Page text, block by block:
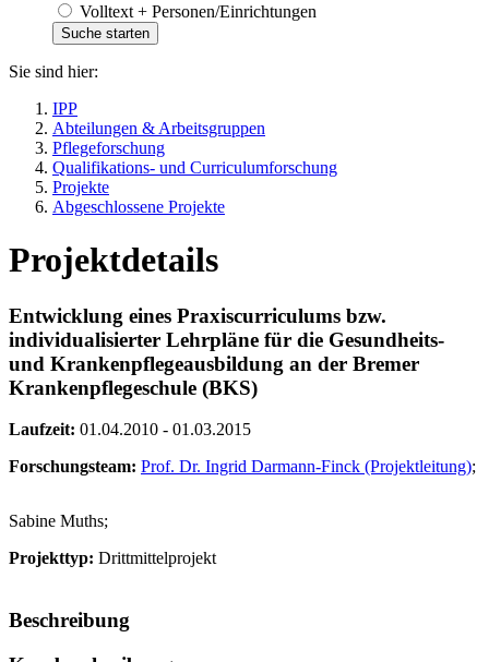
Volltext + Personen/Einrichtungen
Sie sind hier:
IPP
Abteilungen & Arbeitsgruppen
Pflegeforschung
Qualifikations- und Curriculumforschung
Projekte
Abgeschlossene Projekte
Projektdetails
Entwicklung eines Praxiscurriculums bzw.
individualisierter Lehrpläne für die Gesundheits-
und Krankenpflegeausbildung an der Bremer
Krankenpflegeschule (BKS)
Laufzeit: 01.04.2010 - 01.03.2015
Forschungsteam: Prof. Dr. Ingrid Darmann-Finck (Projektleitung);
Sabine Muths;
Projekttyp: Drittmittelprojekt
Beschreibung